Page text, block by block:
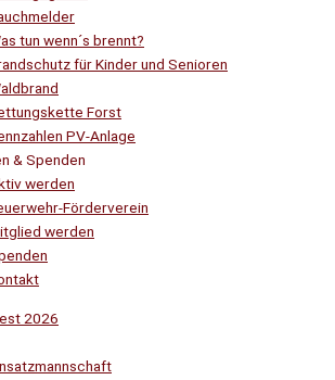
tun wenn´s brennt?
für Kinder und Senioren
Forst
PV-Anlage
& Spenden
werden
Förderverein
werden
2026